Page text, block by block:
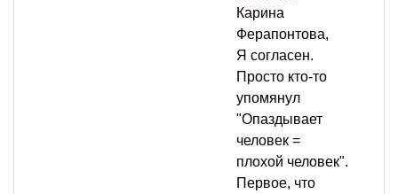
Карина
Ферапонтова,
Я согласен.
Просто кто-то
упомянул
"Опаздывает
человек =
плохой человек".
Первое, что